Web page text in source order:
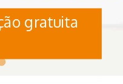
gratuita